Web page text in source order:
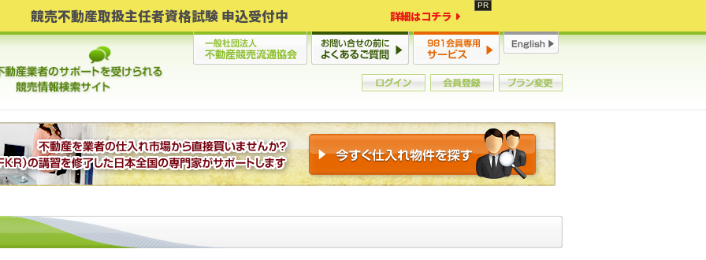
競売不動産取扱主任者資格試験 申込受付中 詳細はコチラ